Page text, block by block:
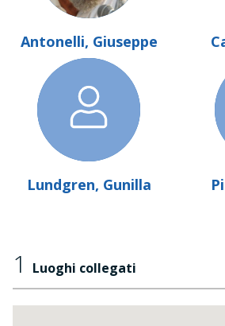
Antonelli, Giuseppe
Lundgren, Gunilla
1 Luoghi collegati